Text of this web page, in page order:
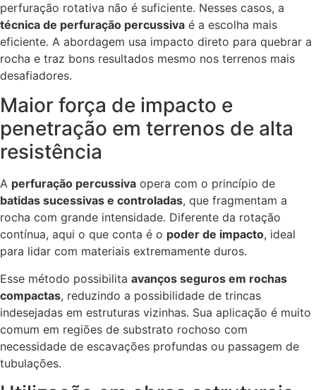
perfuração rotativa não é suficiente. Nesses casos, a
técnica de perfuração percussiva é a escolha mais
eficiente. A abordagem usa impacto direto para quebrar a
rocha e traz bons resultados mesmo nos terrenos mais
desafiadores.
Maior força de impacto e
penetração em terrenos de alta
resistência
A perfuração percussiva opera com o princípio de
batidas sucessivas e controladas, que fragmentam a
rocha com grande intensidade. Diferente da rotação
contínua, aqui o que conta é o poder de impacto, ideal
para lidar com materiais extremamente duros.
Esse método possibilita avanços seguros em rochas
compactas, reduzindo a possibilidade de trincas
indesejadas em estruturas vizinhas. Sua aplicação é muito
comum em regiões de substrato rochoso com
necessidade de escavações profundas ou passagem de
tubulações.